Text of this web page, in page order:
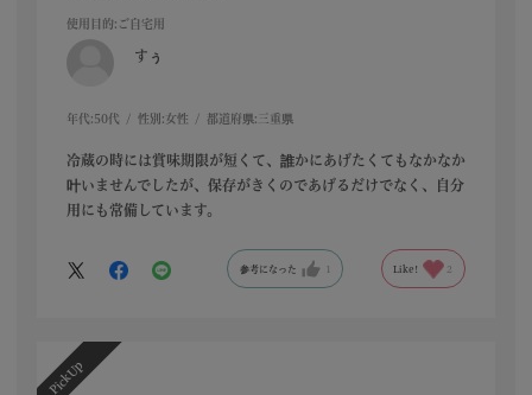
使用目的 :ご自宅用
すぅ
年代: 50代 性別: 女性 都道府県: 三重県
冷蔵の時には賞味期限が短くて、誰かにあげたくてもなかなか
叶いませんでしたが、保存がきくのであげるだけでなく、自分
用にも常備しています。
参考になった 1 Like! 2